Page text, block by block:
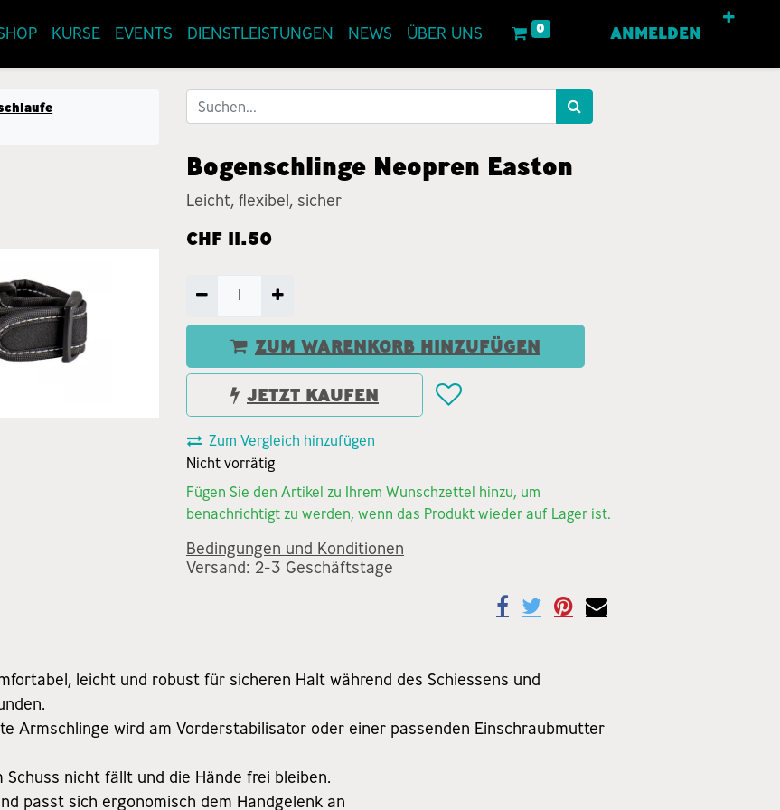
KURSE EVENTS DIENSTLEISTUNGEN NEWS ÜBER UNS 0 ANMELDEN
Bogenschlinge Neopren Easton
Leicht, flexibel, sicher
CHF 11.50
ZUM WARENKORB HINZUFÜGEN
JETZT KAUFEN
Zum Vergleich hinzufügen
Nicht vorrätig
Fügen Sie den Artikel zu Ihrem Wunschzettel hinzu, um
benachrichtigt zu werden, wenn das Produkt wieder auf Lager ist.
Bedingungen und Konditionen
Versand: 2-3 Geschäftstage
leicht und robust für sicheren Halt während des Schiessens und
Armschlinge wird am Vorderstabilisator oder einer passenden Einschraubmutter
nicht fällt und die Hände frei bleiben.
passt sich ergonomisch dem Handgelenk an